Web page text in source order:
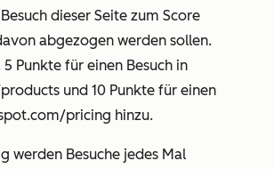
dieser Seite zum Score
abgezogen werden sollen.
5 Punkte für einen Besuch in
und 10 Punkte für einen
pricing hinzu.
werden Besuche jedes Mal